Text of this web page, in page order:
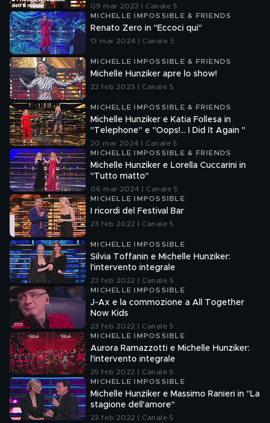
09 mar 2023 | Canale 5
MICHELLE IMPOSSIBLE & FRIENDS
Renato Zero in "Eccoci qui"
13 mar 2024 | Canale 5
MICHELLE IMPOSSIBLE & FRIENDS
Michelle Hunziker apre lo show!
22 feb 2023 | Canale 5
MICHELLE IMPOSSIBLE & FRIENDS
Michelle Hunziker e Katia Follesa in
"Telephone" e "Oops!... I Did It Again "
20 mar 2024 | Canale 5
MICHELLE IMPOSSIBLE & FRIENDS
Michelle Hunziker e Lorella Cuccarini in
"Tutto matto"
06 mar 2024 | Canale 5
MICHELLE IMPOSSIBLE
I ricordi del Festival Bar
23 feb 2022 | Canale 5
MICHELLE IMPOSSIBLE
Silvia Toffanin e Michelle Hunziker:
l'intervento integrale
23 feb 2022 | Canale 5
MICHELLE IMPOSSIBLE
J-Ax e la commozione a All Together
Now Kids
23 feb 2022 | Canale 5
MICHELLE IMPOSSIBLE
Aurora Ramazzotti e Michelle Hunziker:
l'intervento integrale
25 feb 2022 | Canale 5
MICHELLE IMPOSSIBLE
Michelle Hunziker e Massimo Ranieri in "La
stagione dell'amore"
23 feb 2022 | Canale 5